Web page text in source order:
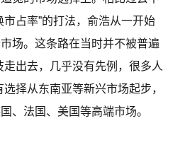
市占率”的打法，俞浩从一开始
场。这条路在当时并不被普遍
走出去，几乎没有先例，很多人
择从东南亚等新兴市场起步，
、法国、美国等高端市场。